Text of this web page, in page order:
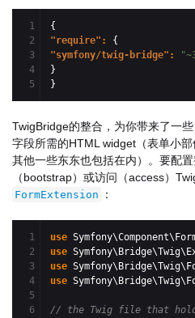
1
2
3
4
{
"require" : {
"symfony/twig-bridge" :
}
}
TwigBridge的整合，为你带来了一些
字段所需的HTML widget（表单小
其他一些东东也包括在内）。要配
（bootstrap）或访问（access）
FormExtension ：
1
2
3
4
5
6
use
use
use
use
// the Twig file that